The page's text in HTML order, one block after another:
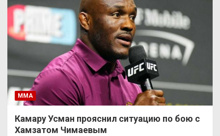
ММА
Камару Усман прояснил ситуацию по бою с
Хамзатом Чимаевым